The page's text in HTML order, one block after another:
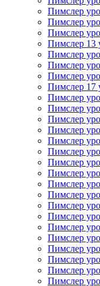
Пимслер
Пимслер
Пимслер
Пимслер 13
Пимслер
Пимслер
Пимслер
Пимслер 17
Пимслер
Пимслер
Пимслер
Пимслер
Пимслер
Пимслер
Пимслер
Пимслер
Пимслер
Пимслер
Пимслер
Пимслер
Пимслер
Пимслер
Пимслер
Пимслер
Пимслер
Пимслер